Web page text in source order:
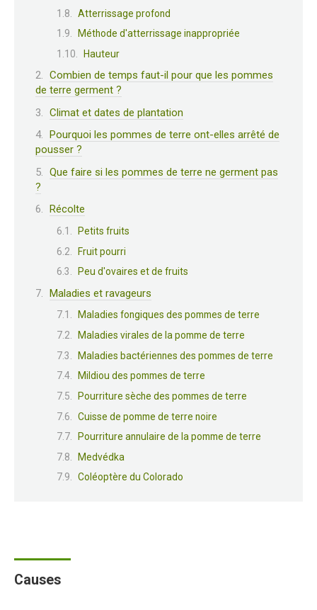
Atterrissage profond
Méthode d'atterrissage inappropriée
Hauteur
Combien de temps faut-il pour que les pommes
de terre germent ?
Climat et dates de plantation
Pourquoi les pommes de terre ont-elles arrêté de
pousser ?
Que faire si les pommes de terre ne germent pas
?
Récolte
Petits fruits
Fruit pourri
Peu d'ovaires et de fruits
Maladies et ravageurs
Maladies fongiques des pommes de terre
Maladies virales de la pomme de terre
Maladies bactériennes des pommes de terre
Mildiou des pommes de terre
Pourriture sèche des pommes de terre
Cuisse de pomme de terre noire
Pourriture annulaire de la pomme de terre
Medvédka
Coléoptère du Colorado
Causes